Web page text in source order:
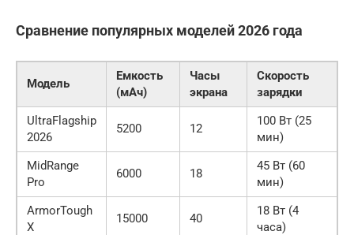
Сравнение популярных моделей 2026 года
Модель
Емкость
(мАч)
Часы
экрана
Скорость
зарядки
UltraFlagship
2026
5200 12
100 Вт (25
мин)
MidRange
Pro
6000 18
45 Вт (60
мин)
ArmorTough
X
15000 40
18 Вт (4
часа)